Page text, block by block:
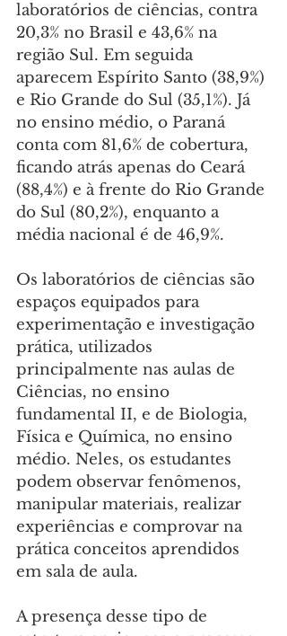
laboratórios de ciências, contra
20,3% no Brasil e 43,6% na
região Sul. Em seguida
aparecem Espírito Santo (38,9%)
e Rio Grande do Sul (35,1%). Já
no ensino médio, o Paraná
conta com 81,6% de cobertura,
ficando atrás apenas do Ceará
(88,4%) e à frente do Rio Grande
do Sul (80,2%), enquanto a
média nacional é de 46,9%.
Os laboratórios de ciências são
espaços equipados para
experimentação e investigação
prática, utilizados
principalmente nas aulas de
Ciências, no ensino
fundamental II, e de Biologia,
Física e Química, no ensino
médio. Neles, os estudantes
podem observar fenômenos,
manipular materiais, realizar
experiências e comprovar na
prática conceitos aprendidos
em sala de aula.
A presença desse tipo de